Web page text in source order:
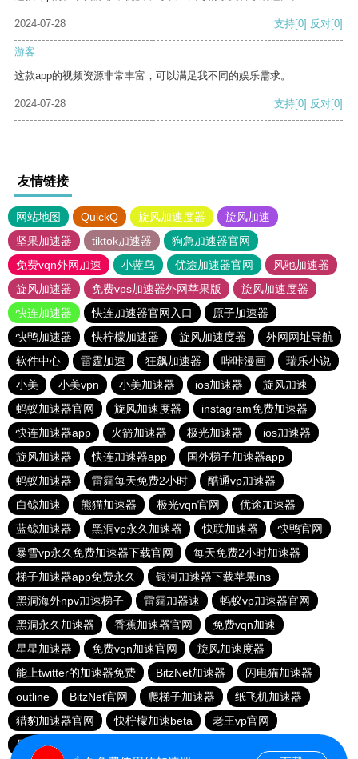
2024-07-28 支持[0] 反对[0]
游客
这款app的视频资源非常丰富，可以满足我不同的娱乐需求。
2024-07-28 支持[0] 反对[0]
友情链接
网站地图 QuickQ 旋风加速度器
旋风加速
坚果加速器
tiktok加速器
狗急加速器官网
免费vqn外网加速
小蓝鸟 优途加速器官网
风驰加速器
旋风加速器
免费vps加速器外网苹果版
旋风加速度器
快连加速器
快连加速器官网入口
原子加速器
快鸭加速器
快柠檬加速器 旋风加速度器
外网网址导航
软件中心
雷霆加速 狂飙加速器 哔咔漫画
瑞乐小说
小美
小美vpn 小美加速器 ios加速器
旋风加速
蚂蚁加速器官网
旋风加速度器
instagram免费加速器
快连加速器app
火箭加速器 极光加速器
ios加速器
旋风加速器
快连加速器app
国外梯子加速器app
蚂蚁加速器
雷霆每天免费2小时
酷通vp加速器
白鲸加速
熊猫加速器 极光vqn官网
优途加速器
蓝鲸加速器
黑洞vp永久加速器 快联加速器
快鸭官网
暴雪vp永久免费加速器下载官网
每天免费2小时加速器
梯子加速器app免费永久
银河加速器下载苹果ins
黑洞海外npv加速梯子
雷霆加器速
蚂蚁vp加速器官网
黑洞永久加速器
香蕉加速器官网
免费vqn加速
星星加速器
免费vqn加速官网
旋风加速度器
能上twitter的加速器免费
BitzNet加速器
闪电猫加速器
outline
BitzNet官网 爬梯子加速器
纸飞机加速器
猎豹加速器官网
快柠檬加速beta
老王vp官网
暴雪vp永久免费加速器下载官网